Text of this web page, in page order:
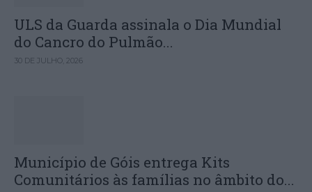
ULS da Guarda assinala o Dia Mundial
do Cancro do Pulmão...
30 DE JULHO, 2026
Município de Góis entrega Kits
Comunitários às famílias no âmbito do...